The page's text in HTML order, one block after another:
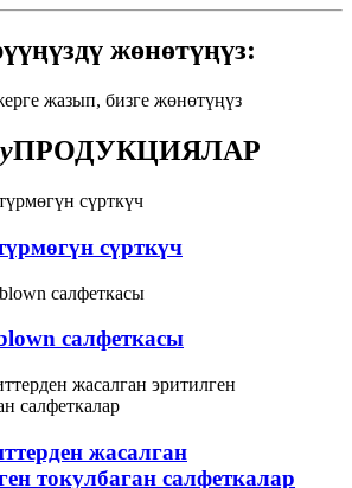
жөнөтүңүз:
жазып, бизге жөнөтүңүз
ПРОДУКЦИЯЛАР
сүрткүч
салфеткасы
жасалган
токулбаган салфеткалар